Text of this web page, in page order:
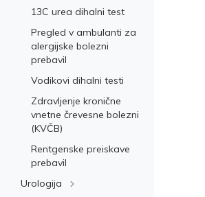
13C urea dihalni test
Pregled v ambulanti za
alergijske bolezni
prebavil
Vodikovi dihalni testi
Zdravljenje kronične
vnetne črevesne bolezni
(KVČB)
Rentgenske preiskave
prebavil
Urologija